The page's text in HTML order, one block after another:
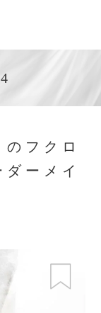
のフクロ
ーメイ